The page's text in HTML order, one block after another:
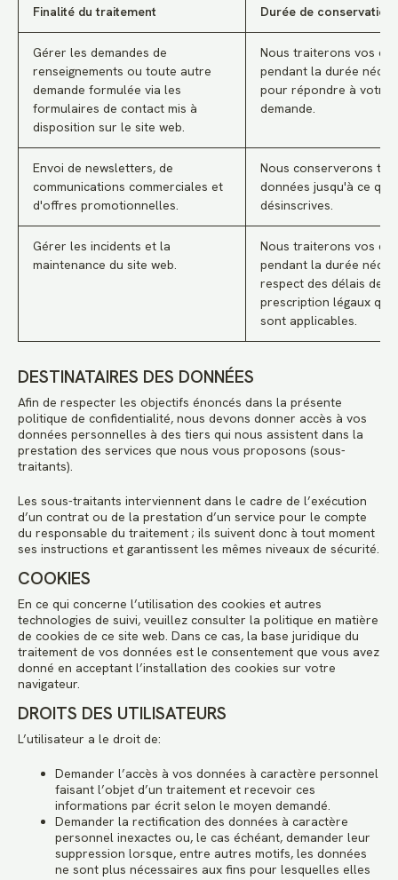
Finalité du traitement Durée de conservation
Gérer les demandes de
renseignements ou toute autre
demande formulée via les
formulaires de contact mis à
disposition sur le site web.
Nous traiterons vos
pendant la durée
pour répondre à votre
demande.
Envoi de newsletters, de
communications commerciales et
d'offres promotionnelles.
Nous conserverons tes
données jusqu'à ce
désinscrives.
Gérer les incidents et la
maintenance du site web.
Nous traiterons vos
pendant la durée
respect des délais de
prescription légaux qui
sont applicables.
DESTINATAIRES DES DONNÉES
Afin de respecter les objectifs énoncés dans la présente
politique de confidentialité, nous devons donner accès à vos
données personnelles à des tiers qui nous assistent dans la
prestation des services que nous vous proposons (sous-
traitants).
Les sous-traitants interviennent dans le cadre de l’exécution
d’un contrat ou de la prestation d’un service pour le compte
du responsable du traitement ; ils suivent donc à tout moment
ses instructions et garantissent les mêmes niveaux de sécurité.
COOKIES
En ce qui concerne l’utilisation des cookies et autres
technologies de suivi, veuillez consulter la politique en matière
de cookies de ce site web. Dans ce cas, la base juridique du
traitement de vos données est le consentement que vous avez
donné en acceptant l’installation des cookies sur votre
navigateur.
DROITS DES UTILISATEURS
L’utilisateur a le droit de:
Demander l’accès à vos données à caractère personnel
faisant l’objet d’un traitement et recevoir ces
informations par écrit selon le moyen demandé.
Demander la rectification des données à caractère
personnel inexactes ou, le cas échéant, demander leur
suppression lorsque, entre autres motifs, les données
ne sont plus nécessaires aux fins pour lesquelles elles